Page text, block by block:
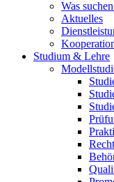
Was
Aktuelles
Studium & Lehre